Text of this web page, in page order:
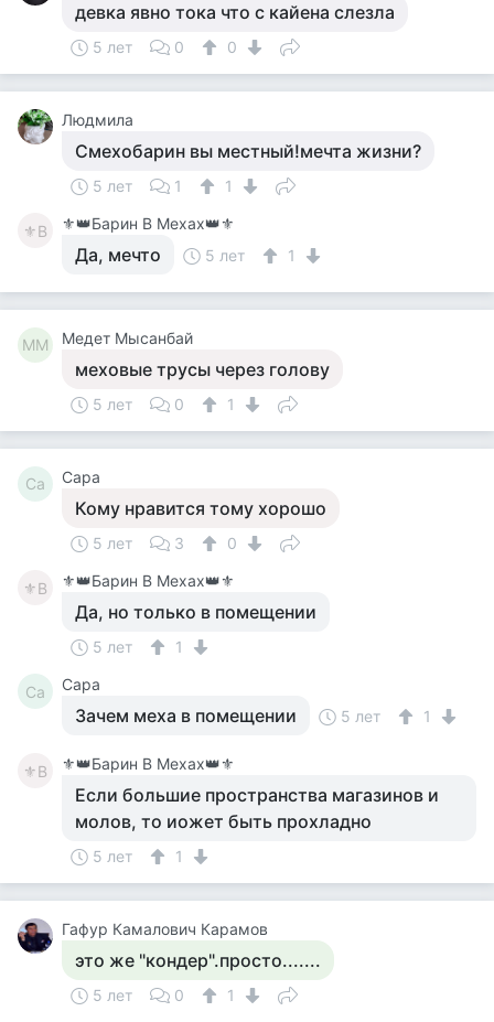
девка явно тока что с кайена слезла
5 лет 0 0
Людмила
Смехобарин вы местный!мечта жизни?
5 лет 1 1
⚜В ⚜️👑Барин В Мехах👑⚜️
Да, мечто 5 лет 1
ММ Медет Мысанбай
меховые трусы через голову
5 лет 0 1
Са Сара
Кому нравится тому хорошо
5 лет 3 0
⚜В ⚜️👑Барин В Мехах👑⚜️
Да, но только в помещении
5 лет 1
Са Сара
Зачем меха в помещении 5 лет 1
⚜В ⚜️👑Барин В Мехах👑⚜️
Если большие пространства магазинов и
молов, то иожет быть прохладно
5 лет 1
Гафур Камалович Карамов
это же "кондер".просто.......
5 лет 0 1